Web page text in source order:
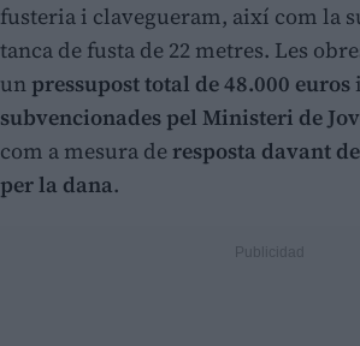
fusteria i clavegueram, així com la
tanca de fusta de 22 metres. Les
unpressupost total de 48.000 euros
subvencionades pel Ministeri de
com a mesura deresposta davant
per la dana.